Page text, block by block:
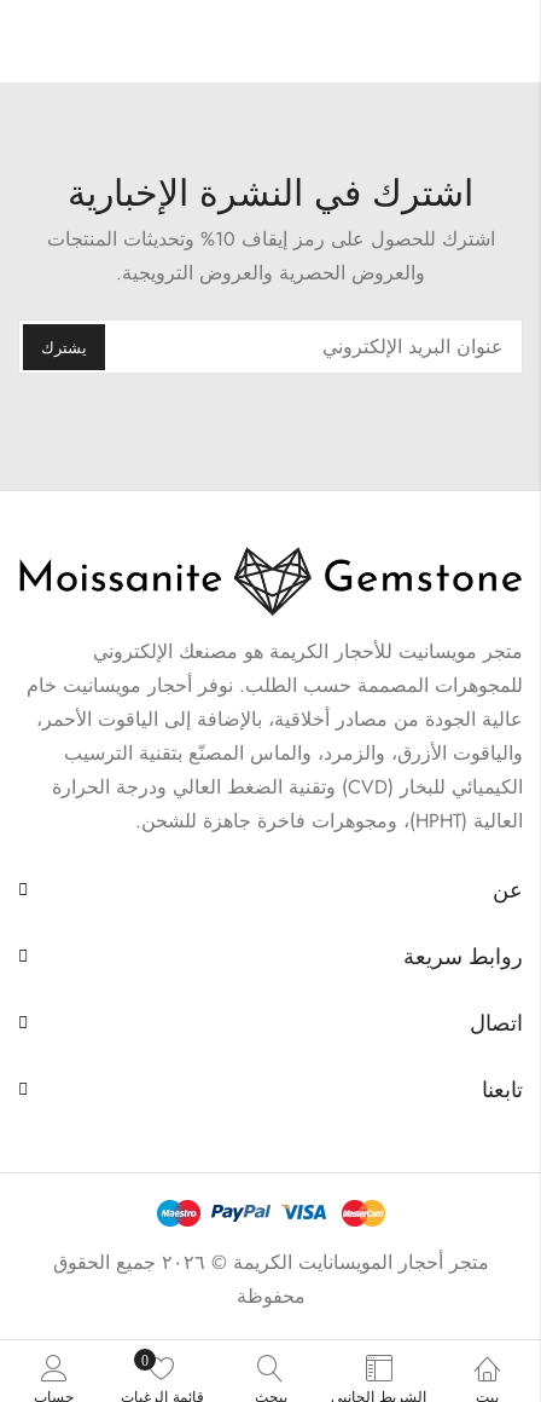
اشترك في النشرة الإخبارية
اشترك للحصول على رمز إيقاف 10% وتحديثات المنتجات
والعروض الحصرية والعروض الترويجية.
متجر مويسانيت للأحجار الكريمة هو مصنعك الإلكتروني
للمجوهرات المصممة حسب الطلب. نوفر أحجار مويسانيت خام
عالية الجودة من مصادر أخلاقية، بالإضافة إلى الياقوت الأحمر،
والياقوت الأزرق، والزمرد، والماس المصنّع بتقنية الترسيب
الكيميائي للبخار (CVD) وتقنية الضغط العالي ودرجة الحرارة
العالية (HPHT)، ومجوهرات فاخرة جاهزة للشحن.
عن
روابط سريعة
اتصال
تابعنا
متجر أحجار المويسانايت الكريمة © ٢٠٢٦ جميع الحقوق
محفوظة
بيت الشريط الجانبي يبحث
0
قائمة الرغبات حساب